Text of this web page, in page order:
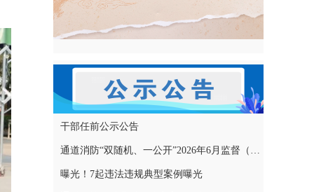
干部任前公示公告
通道消防“双随机、一公开”2026年6月监督（专项）抽查结果和2026年7月监督（专项）抽查计划公示
曝光！7起违法违规典型案例曝光